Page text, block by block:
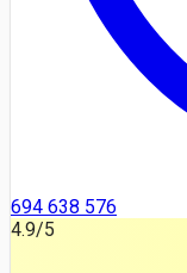
694 638 576
4.9/5